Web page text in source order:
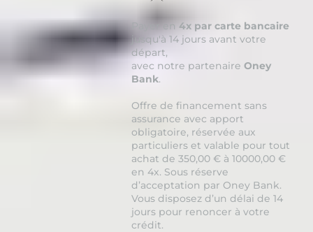
Payer en 4x par carte bancaire
jusqu'à 14 jours avant votre
départ,
avec notre partenaire Oney
Bank.
Offre de financement sans
assurance avec apport
obligatoire, réservée aux
particuliers et valable pour tout
achat de 350,00 € à 10000,00 €
en 4x. Sous réserve
d’acceptation par Oney Bank.
Vous disposez d’un délai de 14
jours pour renoncer à votre
crédit.